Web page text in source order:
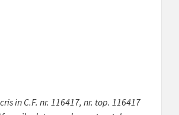
in C.F. nr. 116417, nr. top. 116417